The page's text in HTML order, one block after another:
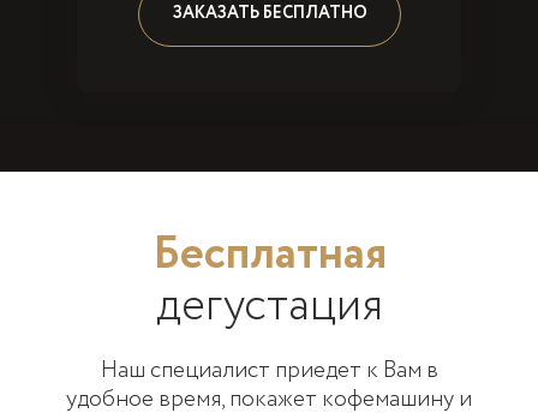
Бесплатная
дегустация
Наш специалист приедет к Вам в
удобное время, покажет кофемашину и
ЗАКАЗАТЬ БЕСПЛАТНО